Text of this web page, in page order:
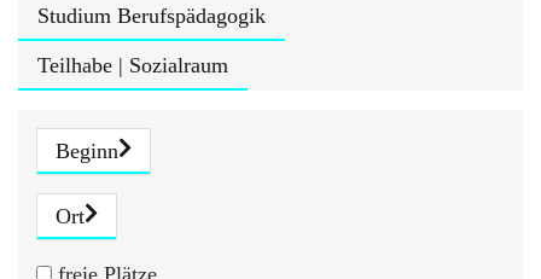
Studium Berufspädagogik
Teilhabe | Sozialraum
Beginn
Ort
freie Plätze